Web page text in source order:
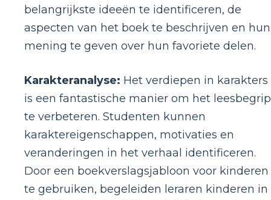
belangrijkste ideeën te identificeren, de
aspecten van het boek te beschrijven en hun
mening te geven over hun favoriete delen.
Karakteranalyse: Het verdiepen in karakters
is een fantastische manier om het leesbegrip
te verbeteren. Studenten kunnen
karaktereigenschappen, motivaties en
veranderingen in het verhaal identificeren.
Door een boekverslagsjabloon voor kinderen
te gebruiken, begeleiden leraren kinderen in